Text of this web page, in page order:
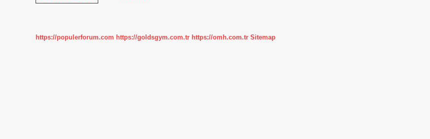
Hemşire
https://populerforum.com https://goldsgym.com.tr https://omh.com.tr Sitemap